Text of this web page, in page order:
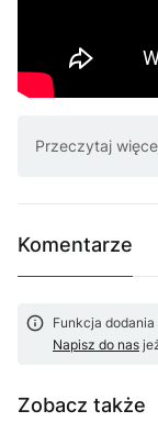
Przeczytaj
Komentarze
Funkcja
Napisz do nas
Zobacz także